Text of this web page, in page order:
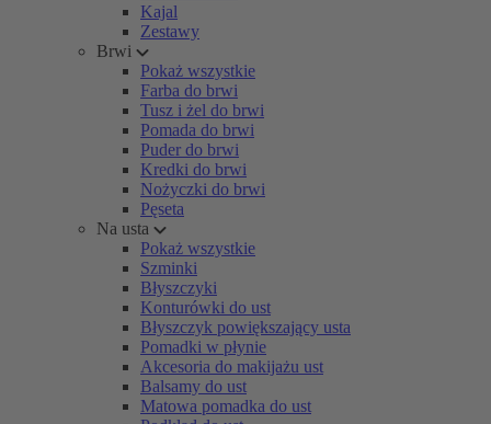
Kajal
Zestawy
Brwi
Pokaż wszystkie
Farba do brwi
Tusz i żel do brwi
Pomada do brwi
Puder do brwi
Kredki do brwi
Nożyczki do brwi
Pęseta
Na usta
Pokaż wszystkie
Szminki
Błyszczyki
Konturówki do ust
Błyszczyk powiększający usta
Pomadki w płynie
Akcesoria do makijażu ust
Balsamy do ust
Matowa pomadka do ust